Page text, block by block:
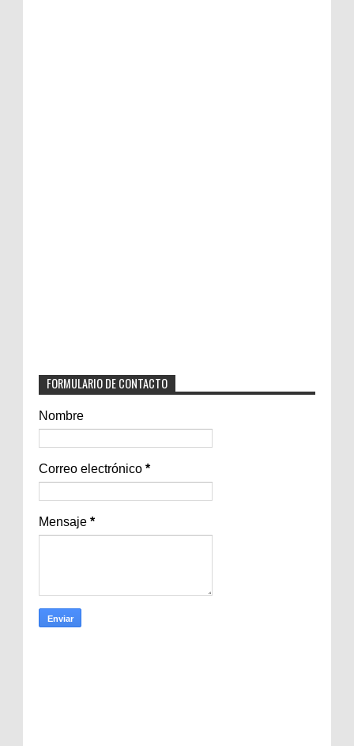
FORMULARIO DE CONTACTO
Nombre
Correo electrónico *
Mensaje *